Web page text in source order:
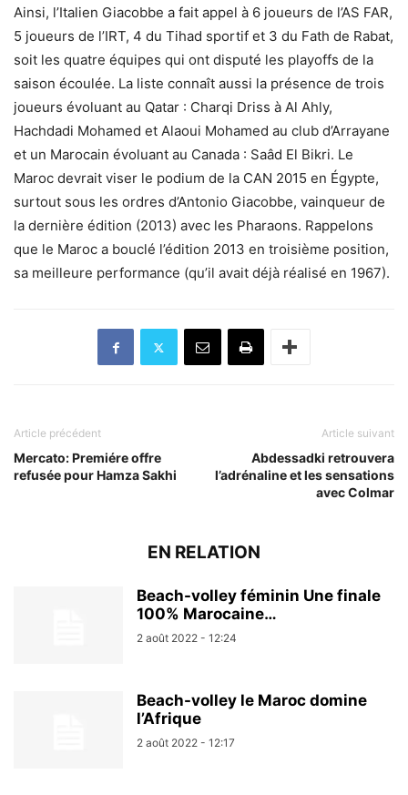
Ainsi, l’Italien Giacobbe a fait appel à 6 joueurs de l’AS FAR,
5 joueurs de l’IRT, 4 du Tihad sportif et 3 du Fath de Rabat,
soit les quatre équipes qui ont disputé les playoffs de la
saison écoulée. La liste connaît aussi la présence de trois
joueurs évoluant au Qatar : Charqi Driss à Al Ahly,
Hachdadi Mohamed et Alaoui Mohamed au club d’Arrayane
et un Marocain évoluant au Canada : Saâd El Bikri. Le
Maroc devrait viser le podium de la CAN 2015 en Égypte,
surtout sous les ordres d’Antonio Giacobbe, vainqueur de
la dernière édition (2013) avec les Pharaons. Rappelons
que le Maroc a bouclé l’édition 2013 en troisième position,
sa meilleure performance (qu’il avait déjà réalisé en 1967).
Article précédent
Mercato: Premiére offre
refusée pour Hamza Sakhi
Article suivant
Abdessadki retrouvera
l’adrénaline et les sensations
avec Colmar
EN RELATION
Beach-volley féminin Une finale
100% Marocaine…
2 août 2022 - 12:24
Beach-volley le Maroc domine
l’Afrique
2 août 2022 - 12:17